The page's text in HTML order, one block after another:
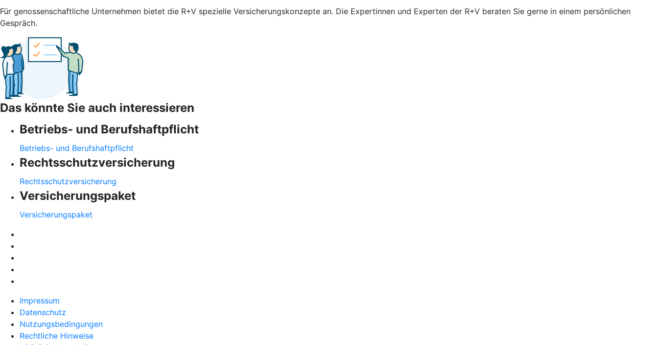
Für genossenschaftliche Unternehmen bietet die R+V spezielle Versicherungskonzepte an. Die Expertinnen und Experten der R+V beraten Sie gerne in einem persönlichen
Gespräch.
Das könnte Sie auch interessieren
Betriebs- und Berufshaftpflicht
Betriebs- und Berufshaftpflicht
Rechtsschutzversicherung
Rechtsschutzversicherung
Versicherungspaket
Versicherungspaket
Impressum
Datenschutz
Nutzungsbedingungen
Rechtliche Hinweise